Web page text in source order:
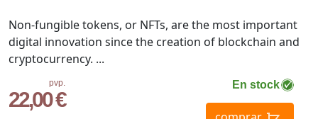
pvp.
22,00 €
En stock
Non-fungible tokens, or NFTs, are the most important
digital innovation since the creation of blockchain and
cryptocurrency. ...